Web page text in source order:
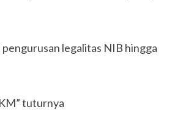
legalitas NIB hingga
tuturnya